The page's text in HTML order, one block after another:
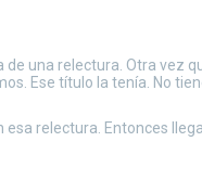
de una relectura. Otra vez
Ese título la tenía. No
relectura. Entonces llega